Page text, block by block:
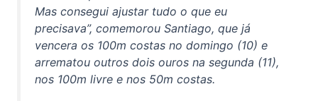
Mas consegui ajustar tudo o que eu
precisava”, comemorou Santiago, que já
vencera os 100m costas no domingo (10) e
arrematou outros dois ouros na segunda (11),
nos 100m livre e nos 50m costas.